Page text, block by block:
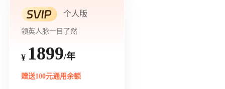
个人版
领英人脉一目了然
¥ 1899/年
赠送100元通用余额